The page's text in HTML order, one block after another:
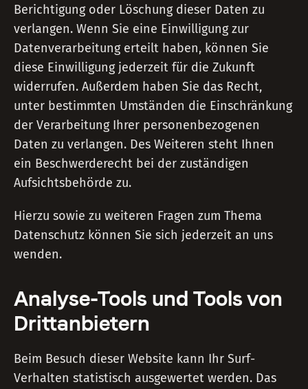
Berichtigung oder Löschung dieser Daten zu
verlangen. Wenn Sie eine Einwilligung zur
Datenverarbeitung erteilt haben, können Sie
diese Einwilligung jederzeit für die Zukunft
widerrufen. Außerdem haben Sie das Recht,
unter bestimmten Umständen die Einschränkung
der Verarbeitung Ihrer personenbezogenen
Daten zu verlangen. Des Weiteren steht Ihnen
ein Beschwerderecht bei der zuständigen
Aufsichtsbehörde zu.
Hierzu sowie zu weiteren Fragen zum Thema
Datenschutz können Sie sich jederzeit an uns
wenden.
Analyse-Tools und Tools von
Dritt­anbietern
Beim Besuch dieser Website kann Ihr Surf-
Verhalten statistisch ausgewertet werden. Das